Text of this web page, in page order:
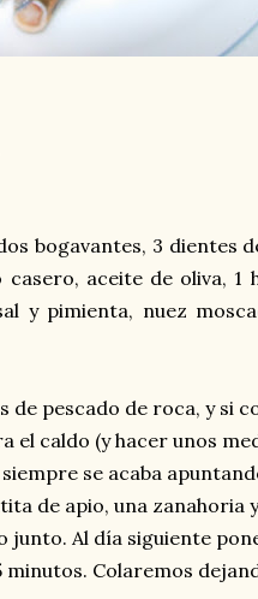
bogavantes, 3 dientes
aceite de oliva, 1
y pimienta, nuez
de pescado de roca, y si
el caldo (y hacer unos
se acaba
de apio, una zanahoria
junto. Al día siguiente
Colaremos